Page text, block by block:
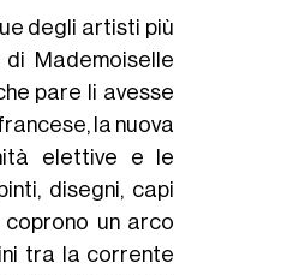
degli artisti più
Mademoiselle
pare li avesse
la nuova
elettive e le
disegni, capi
coprono un arco
tra la corrente